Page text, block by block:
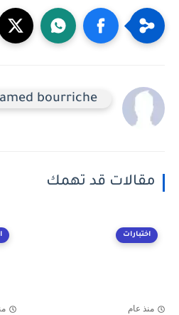
bourriche
مقالات قد تهمك
اختبارات
منذ عام